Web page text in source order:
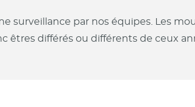
surveillance par nos équipes. Les
êtres différés ou différents de ceux